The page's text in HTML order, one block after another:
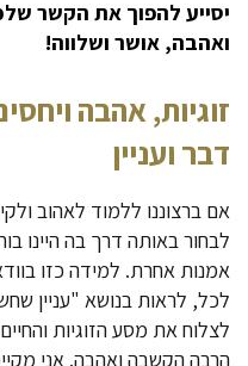
יסייע להפוך את הקשר
ואהבה, אושר ושלווה!
זוגיות, אהבה
דבר ועניין
אם ברצוננו ללמוד לאהוב
לבחור באותה דרך בה היינו
אמנות אחרת. למידה כזו
לכל, לראות בנושא "עניין
לצלוח את מסע הזוגיות
הרבה הקשבה ואהבה. אני